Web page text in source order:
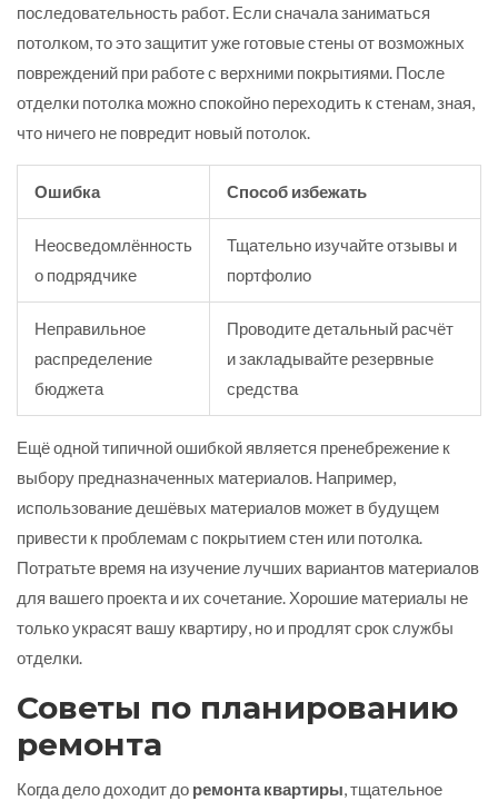
последовательность работ. Если сначала заниматься
потолком, то это защитит уже готовые стены от возможных
повреждений при работе с верхними покрытиями. После
отделки потолка можно спокойно переходить к стенам, зная,
что ничего не повредит новый потолок.
Ошибка Способ избежать
Неосведомлённость
о подрядчике
Тщательно изучайте отзывы и
портфолио
Неправильное
распределение
бюджета
Проводите детальный расчёт
и закладывайте резервные
средства
Ещё одной типичной ошибкой является пренебрежение к
выбору предназначенных материалов. Например,
использование дешёвых материалов может в будущем
привести к проблемам с покрытием стен или потолка.
Потратьте время на изучение лучших вариантов материалов
для вашего проекта и их сочетание. Хорошие материалы не
только украсят вашу квартиру, но и продлят срок службы
отделки.
Советы по планированию
ремонта
Когда дело доходит до ремонта квартиры, тщательное